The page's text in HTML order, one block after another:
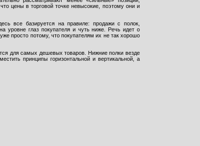
цены в торговой точке невысокие, поэтому они и
все базируется на правиле: продажи с полок,
уровне глаз покупателя и чуть ниже. Речь идет о
просто потому, что покупателям их не так хорошо
для самых дешевых товаров. Нижние полки везде
принципы горизонтальной и вертикальной, а